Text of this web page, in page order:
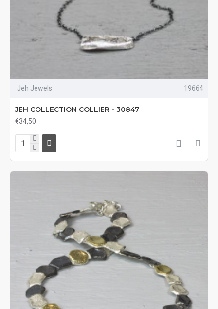
Jeh Jewels 19664
JEH COLLECTION COLLIER - 30847
€34,50